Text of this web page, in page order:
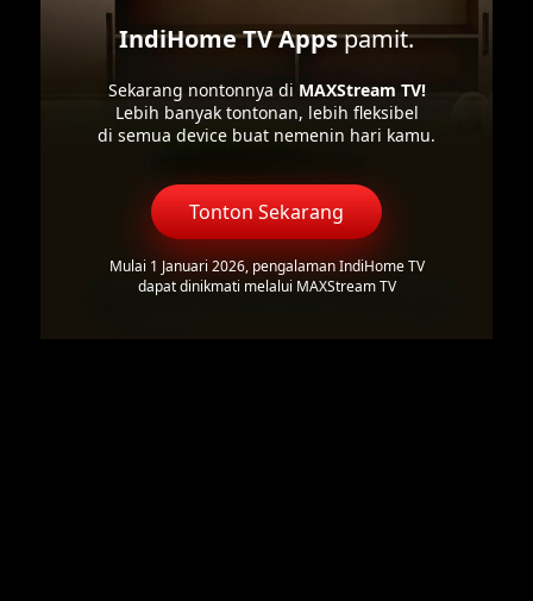
IndiHome TV Appspamit.
Sekarang nontonnya di MAXStream TV!
Lebih banyak tontonan, lebih fleksibel
di semua device buat nemenin hari kamu.
Tonton Sekarang
Mulai 1 Januari 2026, pengalaman IndiHome TV
dapat dinikmati melalui MAXStream TV